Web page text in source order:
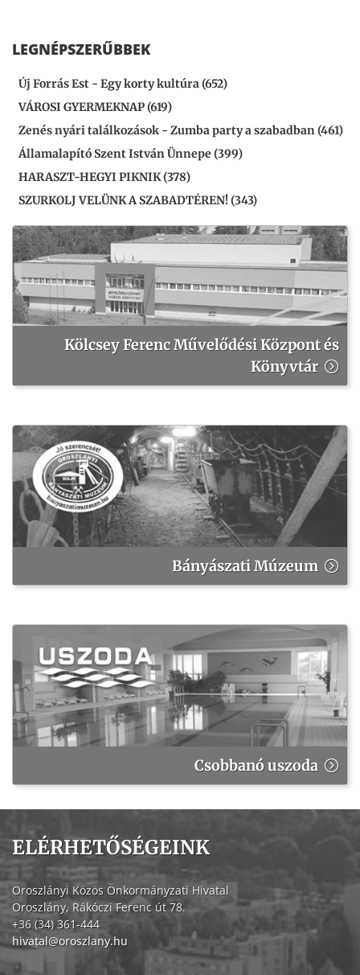
LEGNÉPSZERŰBBEK
Új Forrás Est - Egy korty kultúra (652)
VÁROSI GYERMEKNAP (619)
Zenés nyári találkozások - Zumba party a szabadban (461)
Államalapító Szent István Ünnepe (399)
HARASZT-HEGYI PIKNIK (378)
SZURKOLJ VELÜNK A SZABADTÉREN! (343)
Kölcsey Ferenc Művelődési Központ és
Könyvtár
Bányászati Múzeum
Csobbanó uszoda
ELÉRHETŐSÉGEINK
Oroszlányi Közös Önkormányzati Hivatal
Oroszlány, Rákóczi Ferenc út 78.
+36 (34) 361-444
hivatal@oroszlany.hu